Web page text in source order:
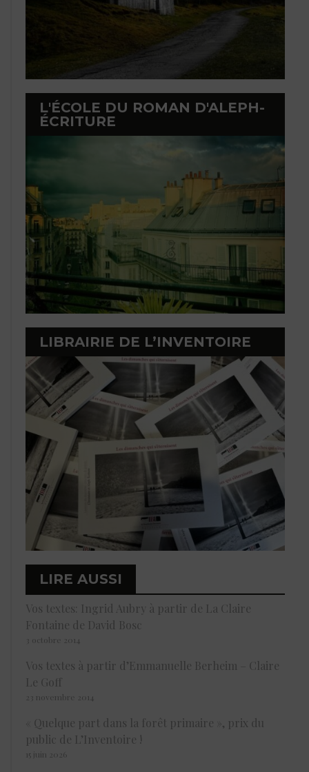
L'ÉCOLE DU ROMAN D'ALEPH-
ÉCRITURE
LIBRAIRIE DE L’INVENTOIRE
LIRE AUSSI
Vos textes: Ingrid Aubry à partir de La Claire
Fontaine de David Bosc
3 octobre 2014
Vos textes à partir d’Emmanuelle Berheim – Claire
Le Goff
23 novembre 2014
« Quelque part dans la forêt primaire », prix du
public de L’Inventoire !
15 juin 2026